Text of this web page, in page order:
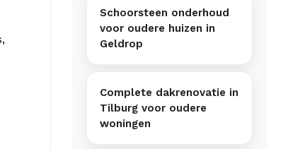
Schoorsteen onderhoud
voor oudere huizen in
Geldrop
Complete dakrenovatie in
Tilburg voor oudere
woningen